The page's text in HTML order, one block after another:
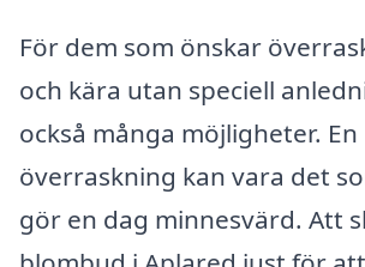
För dem som önskar
och kära utan speciell
också många möjligheter. En
överraskning kan vara det
gör en dag minnesvärd. Att